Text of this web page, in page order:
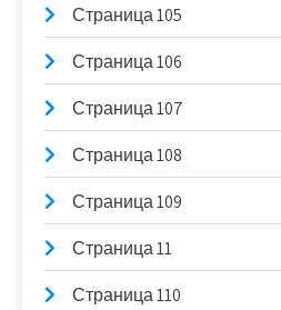
Страница 105
Страница 106
Страница 107
Страница 108
Страница 109
Страница 11
Страница 110